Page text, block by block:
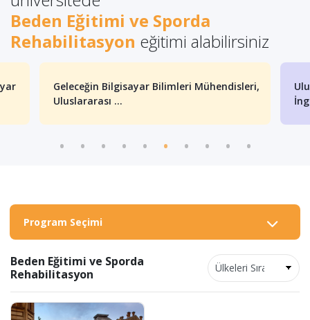
Beden Eğitimi ve Sporda
Rehabilitasyon eğitimi alabilirsiniz
Geleceğin Bilgisayar Bilimleri Mühendisleri,
Uluslararası ...
Program Seçimi
Beden Eğitimi ve Sporda
Rehabilitasyon